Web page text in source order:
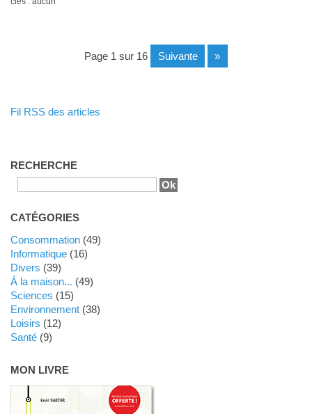
page 1 sur 16 suivante »
Fil RSS des articles
RECHERCHE
CATÉGORIES
Consommation(49)
Informatique(16)
Divers (39)
Á la maison... (49)
Sciences (15)
Environnement(38)
Loisirs (12)
Santé(9)
MON LIVRE